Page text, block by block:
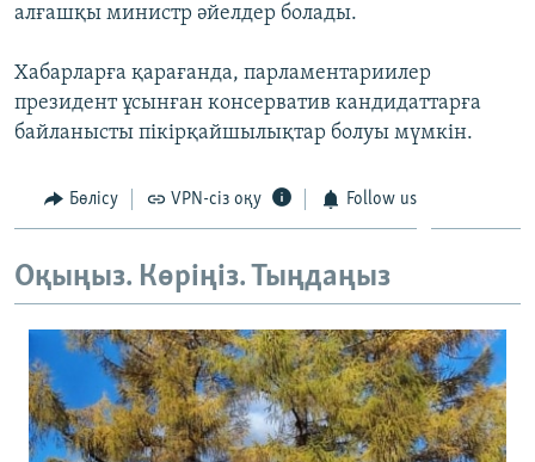
алғашқы министр әйелдер болады.
Хабарларға қарағанда, парламентариилер
президент ұсынған консерватив кандидаттарға
байланысты пікірқайшылықтар болуы мүмкін.
Бөлісу VPN-сіз оқу Follow us
Оқыңыз. Көріңіз. Тыңдаңыз